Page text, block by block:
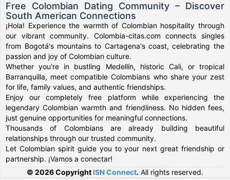
Free Colombian Dating Community – Discover
South American Connections
¡Hola! Experience the warmth of Colombian hospitality through
our vibrant community. Colombia-citas.com connects singles
from Bogotá's mountains to Cartagena's coast, celebrating the
passion and joy of Colombian culture.
Whether you're in bustling Medellín, historic Cali, or tropical
Barranquilla, meet compatible Colombians who share your zest
for life, family values, and authentic friendships.
Enjoy our completely free platform while experiencing the
legendary Colombian warmth and friendliness. No hidden fees,
just genuine opportunities for meaningful connections.
Thousands of Colombians are already building beautiful
relationships through our trusted community.
Let Colombian spirit guide you to your next great friendship or
partnership. ¡Vamos a conectar!
© 2026 Copyright ISN Connect. All rights reserved.